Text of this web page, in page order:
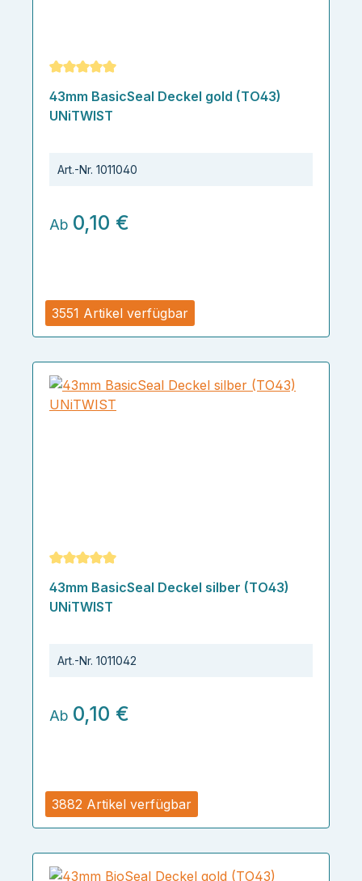
3551 Artikel verfügbar
Durchschnittliche Bewertung von 5 von 5 Sternen
43mm BasicSeal Deckel gold (TO43)
UNiTWIST
Art.-Nr. 1011040
Ab 0,10 €
3882 Artikel verfügbar
Durchschnittliche Bewertung von 5 von 5 Sternen
43mm BasicSeal Deckel silber (TO43)
UNiTWIST
Art.-Nr. 1011042
Ab 0,10 €